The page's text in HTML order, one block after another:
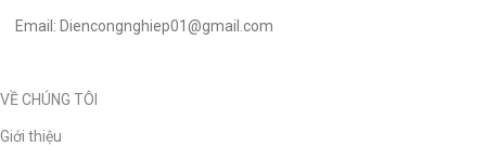
Email: Diencongnghiep01@gmail.com
VỀ CHÚNG TÔI
Giới thiệu